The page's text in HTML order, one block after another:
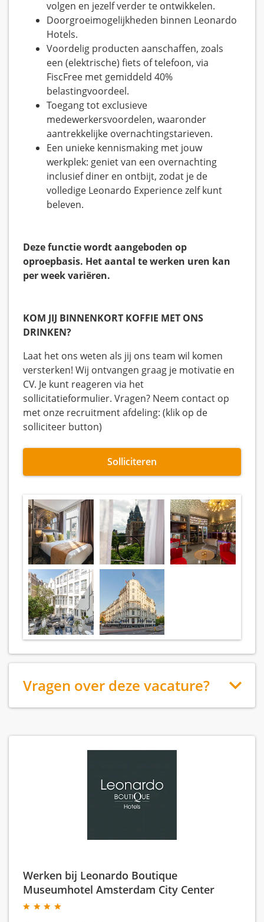
volgen en jezelf verder te ontwikkelen.
Doorgroeimogelijkheden binnen Leonardo
Hotels.
Voordelig producten aanschaffen, zoals
een (elektrische) fiets of telefoon, via
FiscFree met gemiddeld 40%
belastingvoordeel.
Toegang tot exclusieve
medewerkersvoordelen, waaronder
aantrekkelijke overnachtingstarieven.
Een unieke kennismaking met jouw
werkplek: geniet van een overnachting
inclusief diner en ontbijt, zodat je de
volledige Leonardo Experience zelf kunt
beleven.
Deze functie wordt aangeboden op
oproepbasis. Het aantal te werken uren kan
per week variëren.
KOM JIJ BINNENKORT KOFFIE MET ONS
DRINKEN?
Laat het ons weten als jij ons team wil komen
versterken! Wij ontvangen graag je motivatie en
CV. Je kunt reageren via het
sollicitatieformulier. Vragen? Neem contact op
met onze recruitment afdeling: (klik op de
solliciteer button)
Solliciteren
Vragen over deze vacature?
Werken bij Leonardo Boutique
Museumhotel Amsterdam City Center